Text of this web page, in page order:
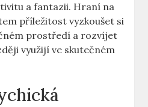
a fantazii. Hraní na
příležitost vyzkoušet si
prostředí a rozvíjet
využijí ve skutečném